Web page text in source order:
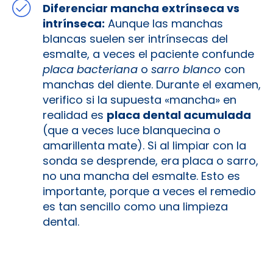
Diferenciar mancha extrínseca vs
intrínseca: Aunque las manchas
blancas suelen ser intrínsecas del
esmalte, a veces el paciente confunde
placa bacteriana o sarro blanco con
manchas del diente. Durante el examen,
verifico si la supuesta «mancha» en
realidad es placa dental acumulada
(que a veces luce blanquecina o
amarillenta mate). Si al limpiar con la
sonda se desprende, era placa o sarro,
no una mancha del esmalte. Esto es
importante, porque a veces el remedio
es tan sencillo como una limpieza
dental.